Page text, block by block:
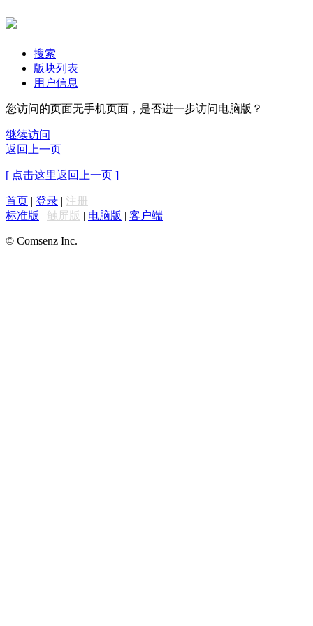
搜索
版块列表
用户信息
您访问的页面无手机页面，是否进一步访问电脑版？
继续访问
返回上一页
[ 点击这里返回上一页 ]
首页 | 登录 | 注册
标准版 | 触屏版 | 电脑版 | 客户端
© Comsenz Inc.